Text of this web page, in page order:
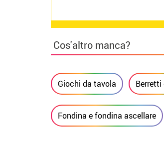
Cos'altro manca?
Giochi da tavola Berretti
Fondina e fondina ascellare